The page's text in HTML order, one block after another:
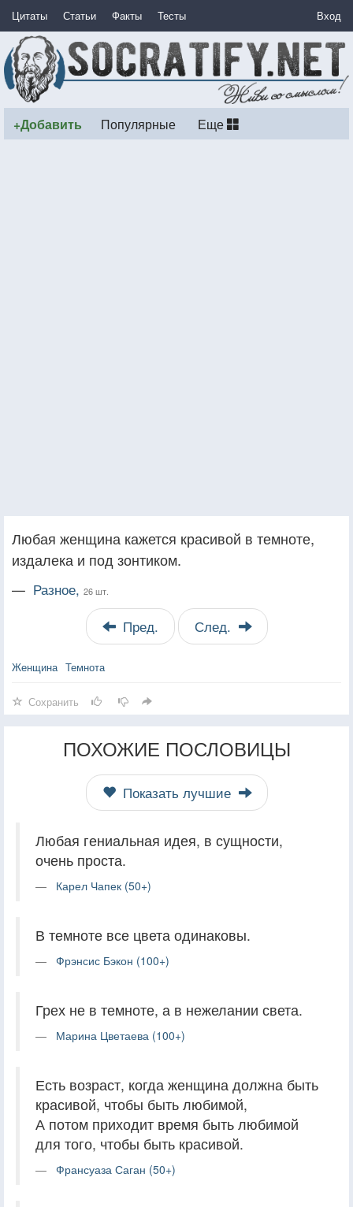
Цитаты Статьи Факты Тесты Вход
+Добавить Популярные Еще
Любая женщина кажется красивой в темноте,
издалека и под зонтиком.
— Разное, 26 шт.
Пред. След.
Женщина Темнота
Сохранить
ПОХОЖИЕ ПОСЛОВИЦЫ
Показать лучшие
Любая гениальная идея, в сущности,
очень проста.
Карел Чапек (50+)
В темноте все цвета одинаковы.
Фрэнсис Бэкон (100+)
Грех не в темноте, а в нежелании света.
Марина Цветаева (100+)
Есть возраст, когда женщина должна быть
красивой, чтобы быть любимой,
А потом приходит время быть любимой
для того, чтобы быть красивой.
Франсуаза Саган (50+)